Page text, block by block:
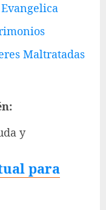
Maltratadas
y
para